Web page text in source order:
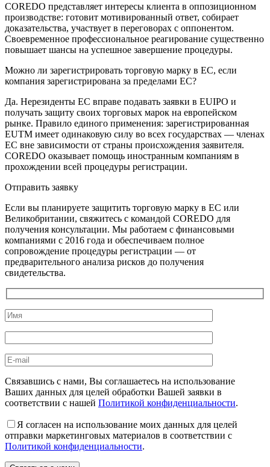
COREDO представляет интересы клиента в оппозиционном
производстве: готовит мотивированный ответ, собирает
доказательства, участвует в переговорах с оппонентом.
Своевременное профессиональное реагирование существенно
повышает шансы на успешное завершение процедуры.
Можно ли зарегистрировать торговую марку в ЕС, если
компания зарегистрирована за пределами ЕС?
Да. Нерезиденты ЕС вправе подавать заявки в EUIPO и
получать защиту своих торговых марок на европейском
рынке. Правило единого применения: зарегистрированная
EUTM имеет одинаковую силу во всех государствах — членах
ЕС вне зависимости от страны происхождения заявителя.
COREDO оказывает помощь иностранным компаниям в
прохождении всей процедуры регистрации.
Отправить заявку
Если вы планируете защитить торговую марку в ЕС или
Великобритании, свяжитесь с командой COREDO для
получения консультации. Мы работаем с финансовыми
компаниями с 2016 года и обеспечиваем полное
сопровождение процедуры регистрации — от
предварительного анализа рисков до получения
свидетельства.
Связавшись с нами, Вы соглашаетесь на использование
Ваших данных для целей обработки Вашей заявки в
соответствии с нашей Политикой конфиденциальности.
Я согласен на использование моих данных для целей
отправки маркетинговых материалов в соответствии с
Политикой конфиденциальности.